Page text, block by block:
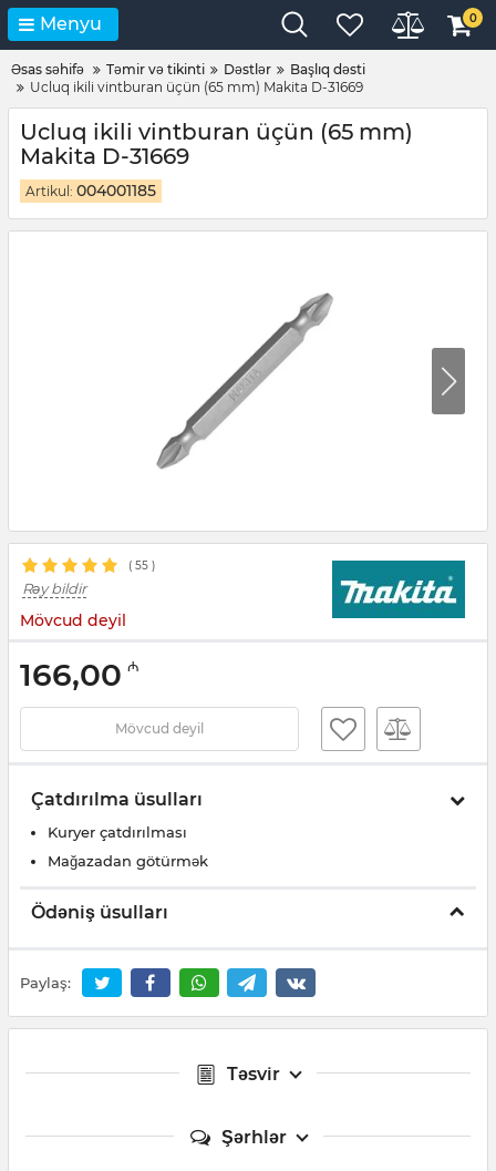
Menyu 0
Əsas səhifə Təmir və tikinti Dəstlər
Başlıq dəsti
Ucluq ikili vintburan üçün (65 mm) Makita D-31669
Ucluq ikili vintburan üçün (65 mm)
Makita D-31669
Artikul: 004001185
( 55 )
Rəy bildir
Mövcud deyil
166,00 ₼
Mövcud deyil
Çatdırılma üsulları
Kuryer çatdırılması
Mağazadan götürmək
Ödəniş üsulları
Paylaş:
Təsvir
Şərhlər